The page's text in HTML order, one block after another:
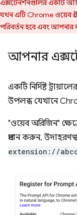
এক্সটেনশনগুলির একটি
যখন এটি Chrome ওয়েব
পরিবর্তন হবে এবং আপনার
আপনার
একটি নির্দিষ্ট
উপলব্ধ যেখানে
"ওয়েব অরিজিন"
প্রদান করুন,
extension://